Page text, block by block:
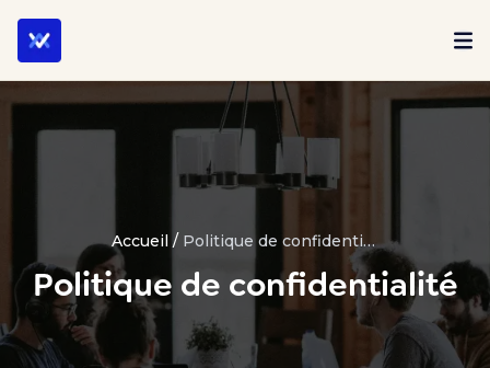
Accueil / Politique de confidentialité
Politique de confidentialité